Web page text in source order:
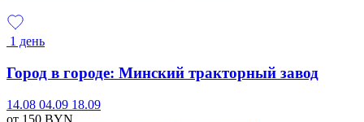
1 день
Город в городе: Минский тракторный завод
14.08 04.09 18.09
от 150 BYN